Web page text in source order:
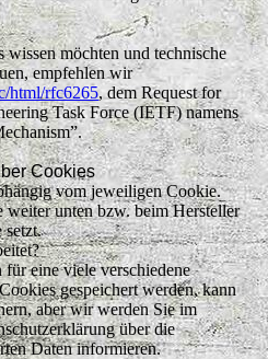
wissen möchten und technische
empfehlen wir
html/rfc6265, dem Request for
Task Force (IETF) namens
Cookies
vom jeweiligen Cookie.
unten bzw. beim Hersteller
setzt.
eine viele verschiedene
gespeichert werden, kann
aber wir werden Sie im
über die
Daten informieren.